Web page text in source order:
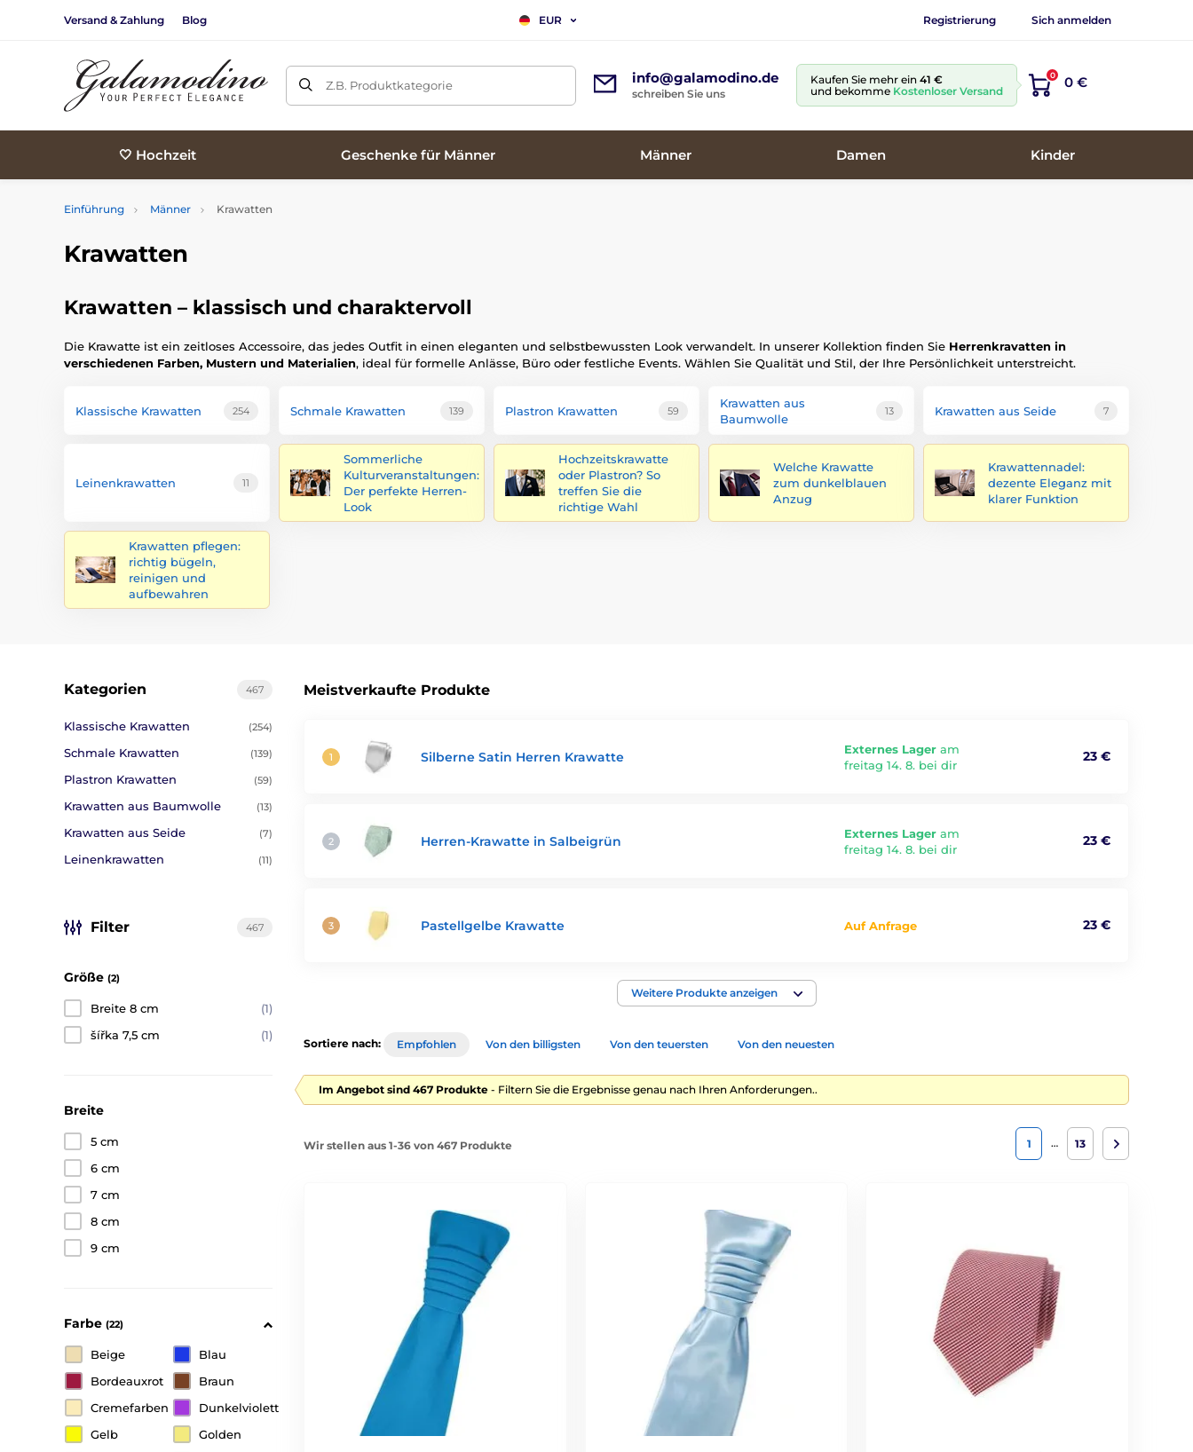
Versand & Zahlung Blog EUR Registrierung Sich anmelden
Z.B. Produktkategorie info@galamodino.de
schreiben Sie uns
Kaufen Sie mehr ein 41 €
und bekomme Kostenloser Versand
0 0 €
🤍 Hochzeit Geschenke für Männer Männer Damen Kinder
Einführung Männer Krawatten
Krawatten
Krawatten – klassisch und charaktervoll
Die Krawatte ist ein zeitloses Accessoire, das jedes Outfit in einen eleganten und selbstbewussten Look verwandelt. In unserer Kollektion finden Sie Herrenkravatten in
verschiedenen Farben, Mustern und Materialien, ideal für formelle Anlässe, Büro oder festliche Events. Wählen Sie Qualität und Stil, der Ihre Persönlichkeit unterstreicht.
Klassische Krawatten 254 Schmale Krawatten 139 Plastron Krawatten 59
Krawatten aus
Baumwolle
13 Krawatten aus Seide 7
Leinenkrawatten 11
Sommerliche
Kulturveranstaltungen:
Der perfekte Herren-
Look
Hochzeitskrawatte
oder Plastron? So
treffen Sie die
richtige Wahl
Welche Krawatte
zum dunkelblauen
Anzug
Krawattennadel:
dezente Eleganz mit
klarer Funktion
Krawatten pflegen:
richtig bügeln,
reinigen und
aufbewahren
Meistverkaufte Produkte
Silberne Satin Herren Krawatte Externes Lager am
freitag 14. 8. bei dir
23 €
Herren-Krawatte in Salbeigrün Externes Lager am
freitag 14. 8. bei dir
23 €
Pastellgelbe Krawatte Auf Anfrage 23 €
Weitere Produkte anzeigen
467
Kategorien
Klassische Krawatten (254)
Schmale Krawatten (139)
Plastron Krawatten (59)
Krawatten aus Baumwolle (13)
Krawatten aus Seide (7)
Leinenkrawatten (11)
Filter 467
Größe (2)
Breite 8 cm
(1)
šířka 7,5 cm
(1)
Breite
5 cm
6 cm
7 cm
8 cm
9 cm
Farbe (22)
Beige
Blau
Bordeauxrot
Braun
Cremefarben
Dunkelviolett
Gelb
Golden
Sortiere nach: Empfohlen Von den billigsten Von den teuersten Von den neuesten
Im Angebot sind 467 Produkte - Filtern Sie die Ergebnisse genau nach Ihren Anforderungen..
Wir stellen aus 1-36 von 467 Produkte 1 … 13